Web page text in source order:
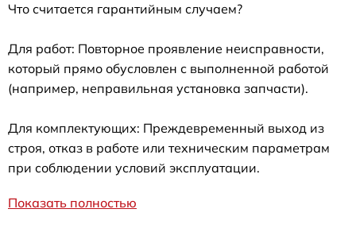
Что считается гарантийным случаем?
Для работ: Повторное проявление неисправности,
который прямо обусловлен с выполненной работой
(например, неправильная установка запчасти).
Для комплектующих: Преждевременный выход из
строя, отказ в работе или техническим параметрам
при соблюдении условий эксплуатации.
Показать полностью